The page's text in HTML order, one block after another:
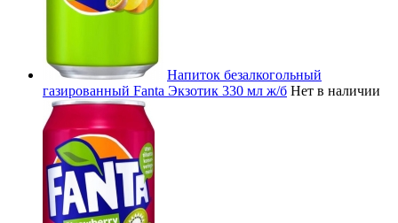
Напиток безалкогольный
газированный Fanta Экзотик 330 мл ж/б Нет в наличии